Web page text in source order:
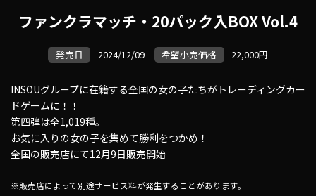
ファンクラマッチ・20パック入BOX Vol.4
発売日 2024/12/09 希望小売価格 22,000円
INSOUグループに在籍する全国の女の子たちがトレーディングカー
ドゲームに！！
第四弾は全1,019種。
お気に入りの女の子を集めて勝利をつかめ！
全国の販売店にて12月9日販売開始
※販売店によって別途サービス料が発生することがあります。